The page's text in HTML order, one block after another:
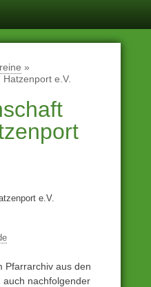
»
Hatzenport e.V.
e.V.
Pfarrarchiv aus den
nachfolgender